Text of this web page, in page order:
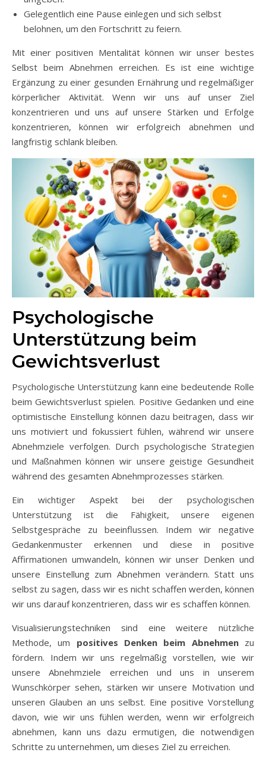
Gelegentlich eine Pause einlegen und sich selbst
belohnen, um den Fortschritt zu feiern.
Mit einer positiven Mentalität können wir unser bestes
Selbst beim Abnehmen erreichen. Es ist eine wichtige
Ergänzung zu einer gesunden Ernährung und regelmäßiger
körperlicher Aktivität. Wenn wir uns auf unser Ziel
konzentrieren und uns auf unsere Stärken und Erfolge
konzentrieren, können wir erfolgreich abnehmen und
langfristig schlank bleiben.
Psychologische
Unterstützung beim
Gewichtsverlust
Psychologische Unterstützung kann eine bedeutende Rolle
beim Gewichtsverlust spielen. Positive Gedanken und eine
optimistische Einstellung können dazu beitragen, dass wir
uns motiviert und fokussiert fühlen, während wir unsere
Abnehmziele verfolgen. Durch psychologische Strategien
und Maßnahmen können wir unsere geistige Gesundheit
während des gesamten Abnehmprozesses stärken.
Ein wichtiger Aspekt bei der psychologischen
Unterstützung ist die Fähigkeit, unsere eigenen
Selbstgespräche zu beeinflussen. Indem wir negative
Gedankenmuster erkennen und diese in positive
Affirmationen umwandeln, können wir unser Denken und
unsere Einstellung zum Abnehmen verändern. Statt uns
selbst zu sagen, dass wir es nicht schaffen werden, können
wir uns darauf konzentrieren, dass wir es schaffen können.
Visualisierungstechniken sind eine weitere nützliche
Methode, um positives Denken beim Abnehmenzu
fördern. Indem wir uns regelmäßig vorstellen, wie wir
unsere Abnehmziele erreichen und uns in unserem
Wunschkörper sehen, stärken wir unsere Motivation und
unseren Glauben an uns selbst. Eine positive Vorstellung
davon, wie wir uns fühlen werden, wenn wir erfolgreich
abnehmen, kann uns dazu ermutigen, die notwendigen
Schritte zu unternehmen, um dieses Ziel zu erreichen.